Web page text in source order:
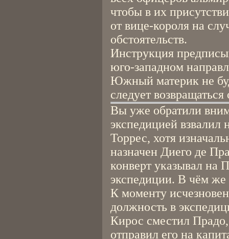
чтобы в их
от вице-короля на
обстоятельств.
Инструкция
юго-западном
Южный материк не
следует
Вы уже обратили
экспедицией взвалил
Торрес, хотя
назначен Диего де
конверт указывал на
экспедиции. В чём же
К моменту
должность в
Кирос сместил
отправил его на